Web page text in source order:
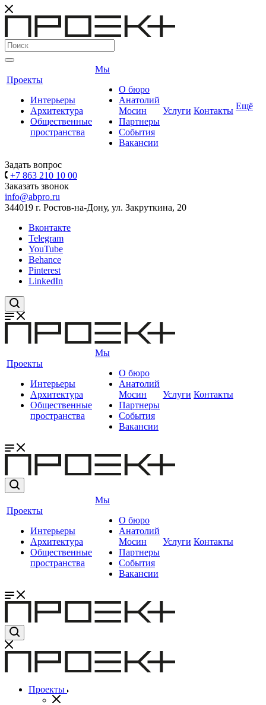
Проекты
Интерьеры
Архитектура
Общественные
пространства
Мы
О бюро
Анатолий
Мосин
Партнеры
События
Вакансии
Услуги Контакты Ещё
Задать вопрос
+7 863 210 10 00
Заказать звонок
info@abpro.ru
344019 г. Ростов-на-Дону, ул. Закруткина, 20
Вконтакте
Telegram
YouTube
Behance
Pinterest
LinkedIn
Проекты
Интерьеры
Архитектура
Общественные
пространства
Мы
О бюро
Анатолий
Мосин
Партнеры
События
Вакансии
Услуги Контакты
Проекты
Интерьеры
Архитектура
Общественные
пространства
Мы
О бюро
Анатолий
Мосин
Партнеры
События
Вакансии
Услуги Контакты
Проекты